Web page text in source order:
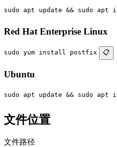
sudo apt update && sudo
Red Hat Enterprise Linux
sudo yum install postfix 📋
Ubuntu
sudo apt update && sudo
文件位置
文件路径